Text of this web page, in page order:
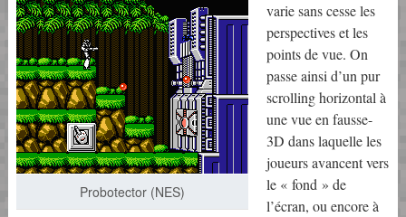
Probotector (NES)
varie sans cesse les
perspectives et les
points de vue. On
passe ainsi d’un pur
scrolling horizontal à
une vue en fausse-
3D dans laquelle les
joueurs avancent vers
le « fond » de
l’écran, ou encore à